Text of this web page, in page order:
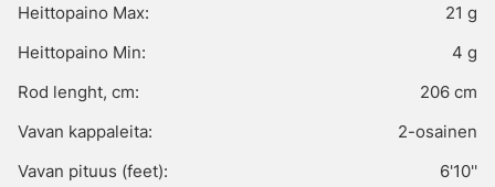
Heittopaino Max:
21 g
Heittopaino Min:
4 g
Rod lenght, cm:
206 cm
Vavan kappaleita:
2-osainen
Vavan pituus (feet):
6'10''